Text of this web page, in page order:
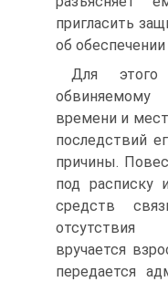
пригласить
об
Для этого
времени и
последствий
причины.
под расписку
средств
отсутствия
вручается
передается